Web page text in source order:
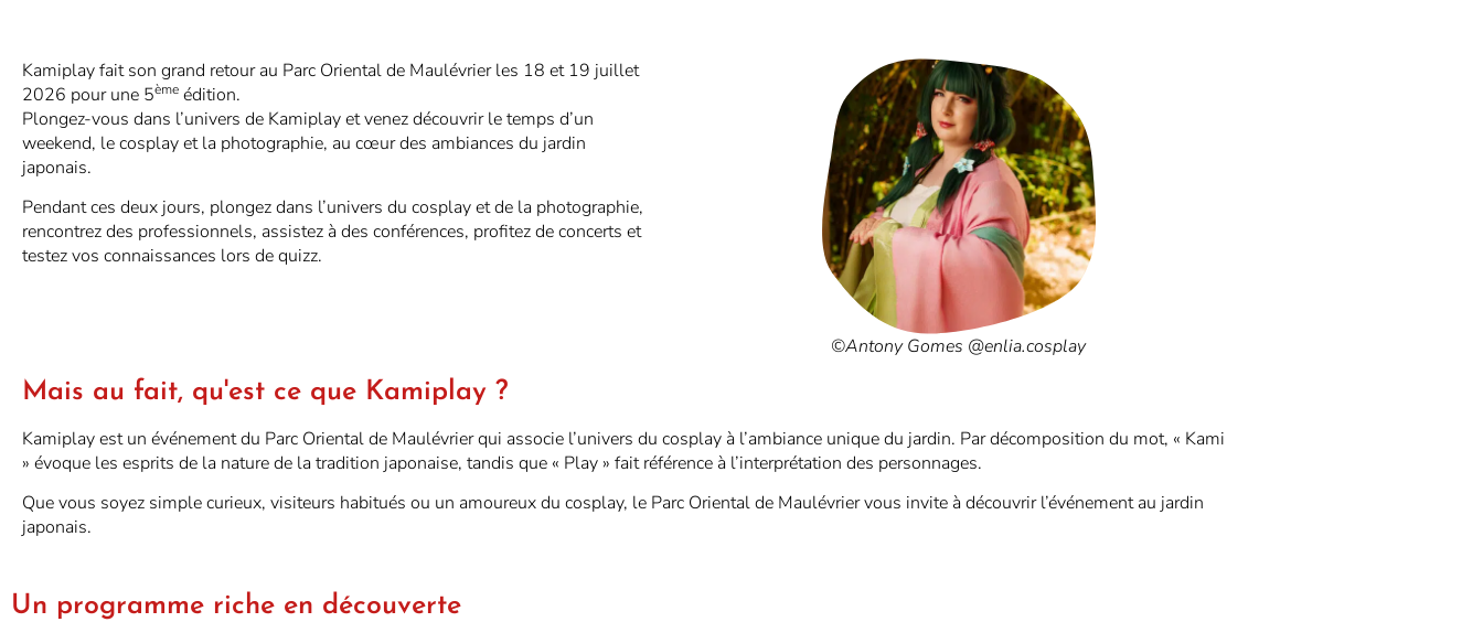
Kamiplay fait son grand retour au Parc Oriental de Maulévrier les 18 et 19 juillet
2026 pour une 5ème édition.
Plongez-vous dans l’univers de Kamiplay et venez découvrir le temps d’un
weekend, le cosplay et la photographie, au cœur des ambiances du jardin
japonais.
Pendant ces deux jours, plongez dans l’univers du cosplay et de la photographie,
rencontrez des professionnels, assistez à des conférences, profitez de concerts et
testez vos connaissances lors de quizz.
©Antony Gomes @enlia.cosplay
Mais au fait, qu'est ce que Kamiplay ?
Kamiplay est un événement du Parc Oriental de Maulévrier qui associe l’univers du cosplay à l’ambiance unique du jardin. Par décomposition du mot, « Kami
» évoque les esprits de la nature de la tradition japonaise, tandis que « Play » fait référence à l’interprétation des personnages.
Que vous soyez simple curieux, visiteurs habitués ou un amoureux du cosplay, le Parc Oriental de Maulévrier vous invite à découvrir l’événement au jardin
japonais.
Un programme riche en découverte